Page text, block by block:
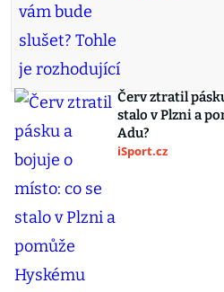
Červ ztratil
stalo v Plzni a
Adu?
iSport.cz